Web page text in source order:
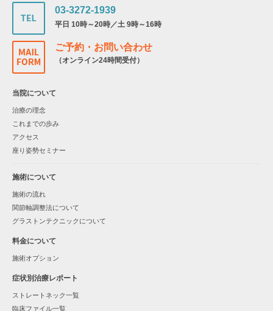
03-3272-1939
平日 10時～20時／土 9時～16時
ご予約・お問い合わせ
（オンライン24時間受付）
当院について
治療の理念
これまでの歩み
アクセス
座り姿勢セミナー
施術について
施術の流れ
関節軸調整法について
グラストンテクニックについて
料金について
施術オプション
症状別治療レポート
ストレートネック一覧
臨床ファイル一覧